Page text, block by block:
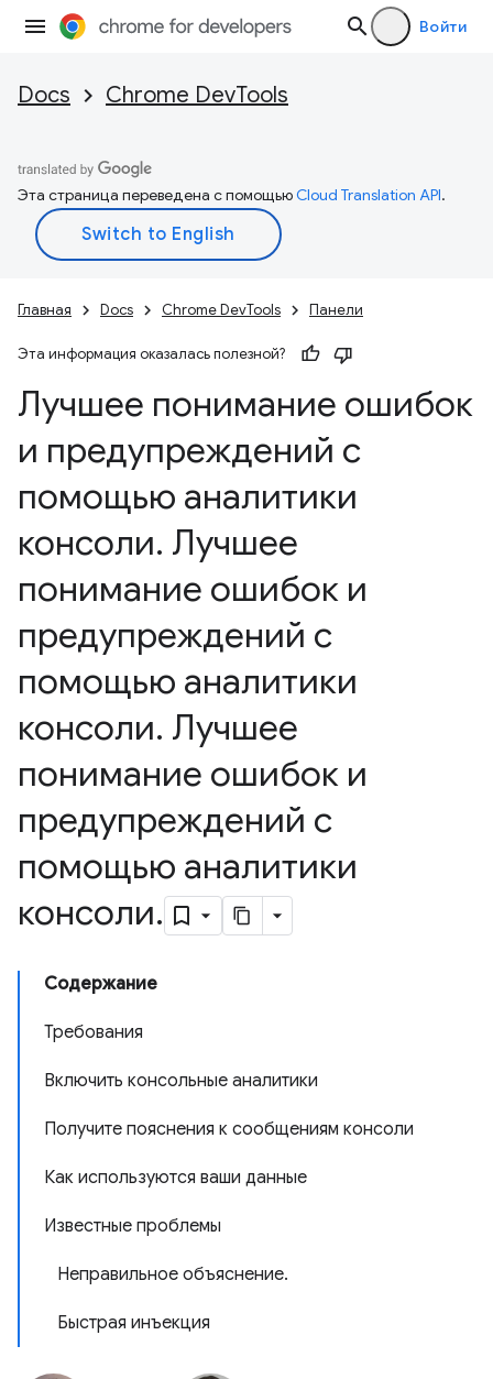
Войти
Docs Chrome DevTools
Эта страница переведена с помощьюCloud Translation API.
Главная Docs Chrome DevTools Панели
Эта информация оказалась полезной?
Лучшее понимание ошибок
и предупреждений с
помощью аналитики
консоли. Лучшее
понимание ошибок и
предупреждений с
помощью аналитики
консоли. Лучшее
понимание ошибок и
предупреждений с
помощью аналитики
консоли.
Содержание
Требования
Включить консольные аналитики
Получите пояснения к сообщениям консоли
Как используются ваши данные
Известные проблемы
Неправильное объяснение.
Быстрая инъекция